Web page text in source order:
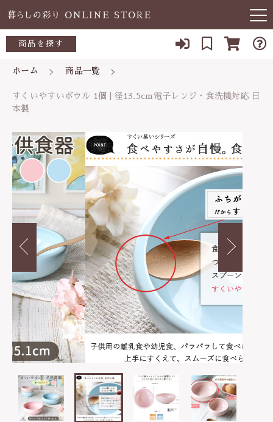
商品を探す
ホーム 商品一覧
すくいやすいボウル 1個 | 径13.5cm電子レンジ・食洗機対応 日
本製
カートに商品を追加しました
すくいやすいボウル 1個 | 径13.5cm電子レン
（税込）
ショッピングを続ける
カートを確認する
当店について
ブログ
03-5989-1906
定休日 土日祝
お問い合わせ
500～700円
700～1,000円
1,000～2,000円
2,000～3,000円
3,000円～
5000円～
8000円～
か行
さ行
た行
な行
は行
ま行
や行
ら行
親カテゴリ
子カテゴリ
価格帯
～
その他
在庫あり セール
並び順